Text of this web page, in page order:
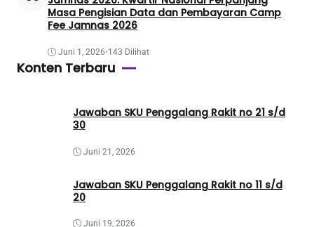
Masa Pengisian Data dan Pembayaran Camp
Fee Jamnas 2026
Juni 1, 2026•143 Dilihat
Konten Terbaru
Jawaban SKU Penggalang Rakit no 21 s/d
30
Juni 21, 2026
Jawaban SKU Penggalang Rakit no 11 s/d
20
Juni 19, 2026